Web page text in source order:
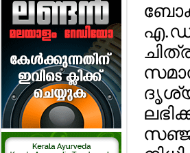
ദൃശ്യ